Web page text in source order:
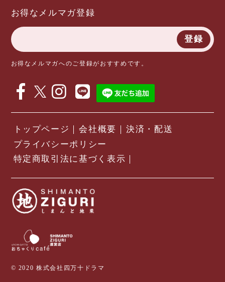
お得なメルマガ登録
登録
お得なメルマガへのご登録がおすすめです。
トップページ 会社概要
決済・配送
プライバシーポリシー
特定商取引法に基づく表示
© 2020 株式会社四万十ドラマ